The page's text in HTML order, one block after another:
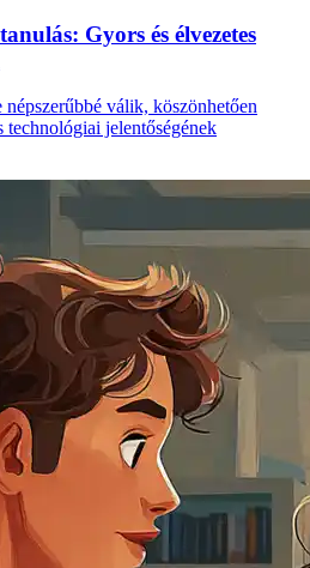
Gyors és élvezetes
válik, köszönhetően
technológiai jelentőségének